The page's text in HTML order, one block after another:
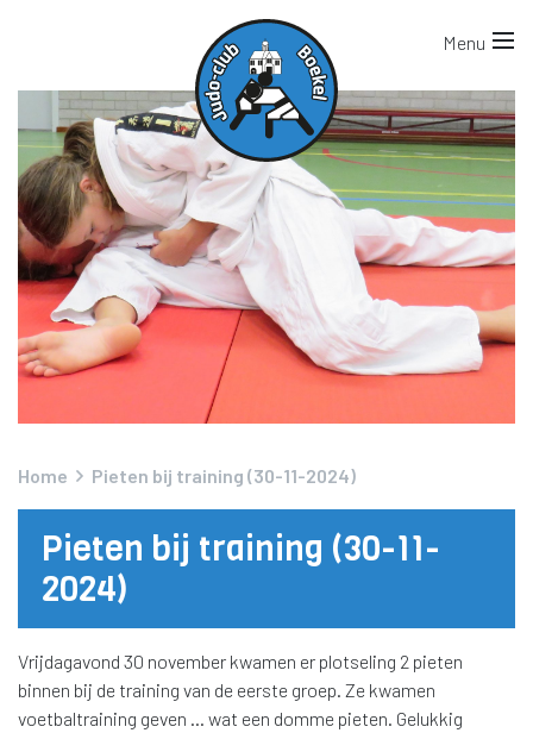
Home Pieten bij training (30-11-2024)
Pieten bij training (30-11-
2024)
Vrijdagavond 30 november kwamen er plotseling 2 pieten
binnen bij de training van de eerste groep. Ze kwamen
voetbaltraining geven … wat een domme pieten. Gelukkig